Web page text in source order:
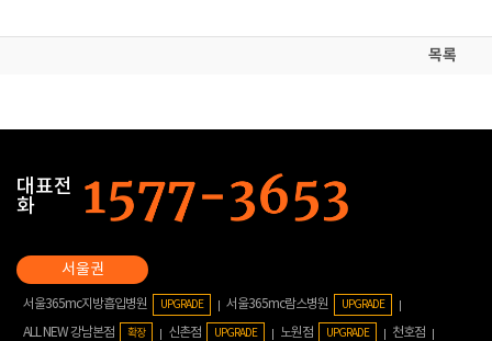
목록
대표전
화
서울365mc지방흡입병원 UPGRADE 서울365mc람스병원 UPGRADE
ALL NEW 강남본점 확장 신촌점 UPGRADE 노원점 UPGRADE
천호점